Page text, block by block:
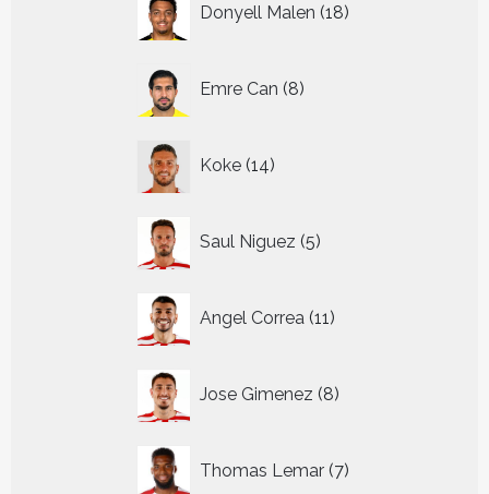
Donyell Malen 18
producten
Emre Can 8
producten
Koke 14
producten
Saul Niguez 5
producten
Angel Correa 11
producten
Jose Gimenez 8
producten
Thomas Lemar 7
producten